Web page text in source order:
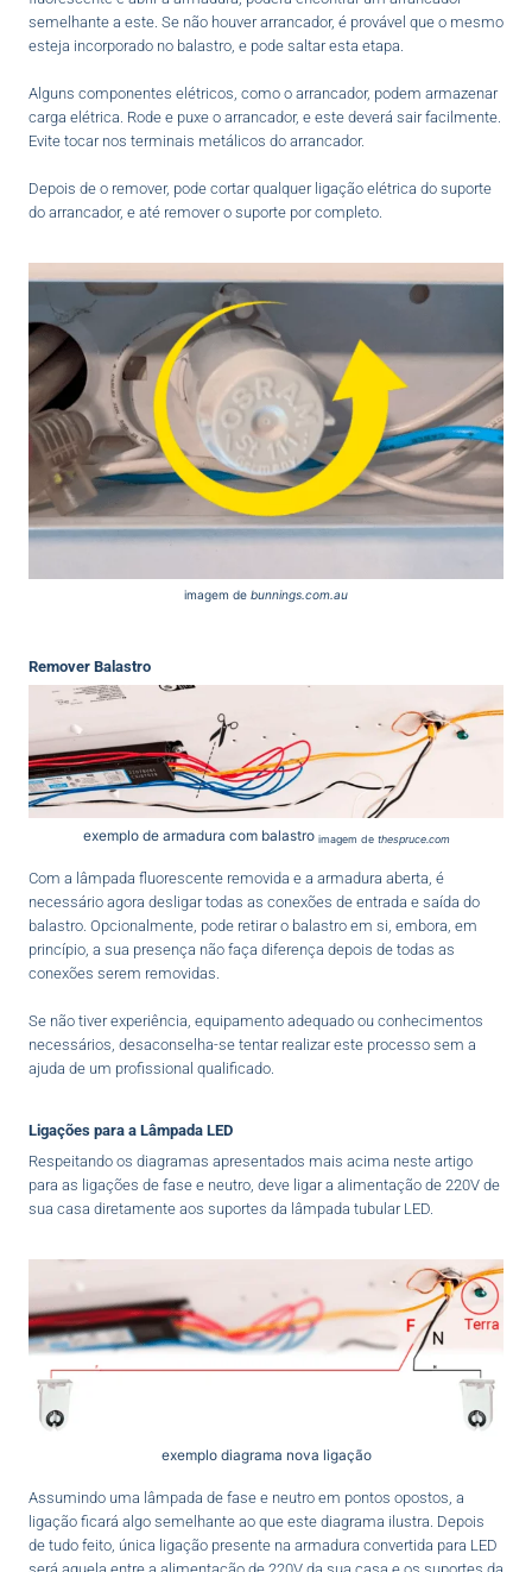
semelhante a este. Se não houver arrancador, é provável que o mesmo
esteja incorporado no balastro, e pode saltar esta etapa.
Alguns componentes elétricos, como o arrancador, podem armazenar
carga elétrica. Rode e puxe o arrancador, e este deverá sair facilmente.
Evite tocar nos terminais metálicos do arrancador.
Depois de o remover, pode cortar qualquer ligação elétrica do suporte
do arrancador, e até remover o suporte por completo.
imagem de bunnings.com.au
Remover Balastro
exemplo de armadura com balastro imagem de thespruce.com
Com a lâmpada fluorescente removida e a armadura aberta, é
necessário agora desligar todas as conexões de entrada e saída do
balastro. Opcionalmente, pode retirar o balastro em si, embora, em
princípio, a sua presença não faça diferença depois de todas as
conexões serem removidas.
Se não tiver experiência, equipamento adequado ou conhecimentos
necessários, desaconselha-se tentar realizar este processo sem a
ajuda de um profissional qualificado.
Ligações para a Lâmpada LED
Respeitando os diagramas apresentados mais acima neste artigo
para as ligações de fase e neutro, deve ligar a alimentação de 220V de
sua casa diretamente aos suportes da lâmpada tubular LED.
exemplo diagrama nova ligação
Assumindo uma lâmpada de fase e neutro em pontos opostos, a
ligação ficará algo semelhante ao que este diagrama ilustra. Depois
de tudo feito, única ligação presente na armadura convertida para LED